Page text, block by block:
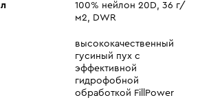
100% нейлон 20D, 36 г/
м2, DWR
высококачественный
гусиный пух с
эффективной
гидрофобной
обработкой FillPower